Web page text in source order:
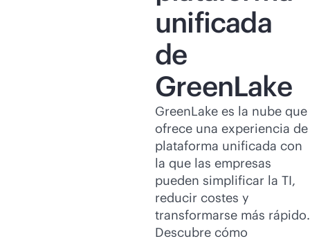
unificada
de
GreenLake
GreenLake es la nube que
ofrece una experiencia de
plataforma unificada con
la que las empresas
pueden simplificar la TI,
reducir costes y
transformarse más rápido.
Descubre cómo